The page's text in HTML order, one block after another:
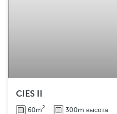
CIES II
60m2 300m высота